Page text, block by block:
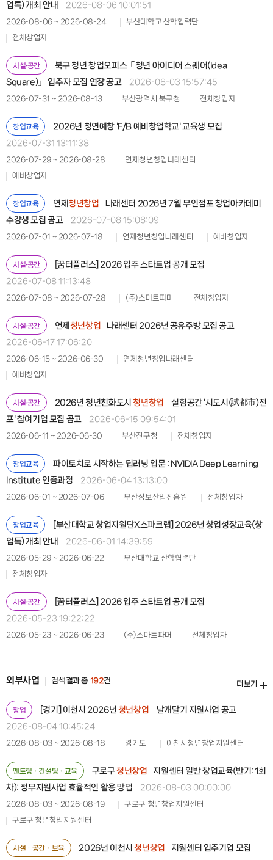
업톡) 개최 안내
2026-08-06 10:01:51
2026-08-06 ~ 2026-08-24
부산대학교 산학협력단
전체창업자
시설·공간
북구 청년 창업오피스「청년 아이디어 스퀘어(Idea
Square)」 입주자 모집 연장 공고
2026-08-03 15:57:45
2026-07-31 ~ 2026-08-13 부산광역시 북구청 전체창업자
창업교육
2026년 청연예창 'F/B 예비창업학교' 교육생 모집
2026-07-31 13:11:38
2026-07-29 ~ 2026-08-28
연제청년창업나래센터
예비창업자
창업교육 연제청년창업
나래센터 2026년 7월 무인점포 창업아카데미
수강생 모집 공고
2026-07-08 15:08:09
2026-07-01 ~ 2026-07-18 연제청년창업나래센터 예비창업자
시설·공간
[꿈터플러스] 2026 입주 스타트업 공개 모집
2026-07-08 11:13:48
2026-07-08 ~ 2026-07-28 (주)스마트파머 전체창업자
시설·공간 연제 청년창업
나래센터 2026년 공유주방 모집 공고
2026-06-17 17:06:20
2026-06-15 ~ 2026-06-30
연제청년창업나래센터
예비창업자
시설·공간 2026년 청년친화도시청년창업
실험공간 '시도시(試都市)전
포' 참여기업 모집 공고
2026-06-15 09:54:01
2026-06-11 ~ 2026-06-30 부산진구청 전체창업자
창업교육
파이토치로 시작하는 딥러닝 입문 : NVIDIA Deep Learning
Institute 인증과정
2026-06-04 13:13:00
2026-06-01 ~ 2026-07-06 부산정보산업진흥원 전체창업자
창업교육
[부산대학교 창업지원단X스파크랩] 2026년 창업성장교육(창
업톡) 개최 안내
2026-06-01 14:39:59
2026-05-29 ~ 2026-06-22
부산대학교 산학협력단
전체창업자
시설·공간
[꿈터플러스] 2026 입주 스타트업 공개 모집
2026-05-23 19:22:22
2026-05-23 ~ 2026-06-23 (주)스마트파머 전체창업자
외부사업 검색결과 총 192건 더보기
창업 [경기] 이천시 2026년 청년창업
날개달기 지원사업 공고
2026-08-04 10:45:24
2026-08-03 ~ 2026-08-18 경기도 이천시청년창업지원센터
멘토링ㆍ컨설팅ㆍ교육 구로구청년창업
지원센터 일반 창업교육(반기: 1회
차): 정부지원사업 효율적인 활용 방법
2026-08-03 00:00:00
2026-08-03 ~ 2026-08-19
구로구 청년창업지원센터
구로구 청년창업지원센터
시설ㆍ공간ㆍ보육 2026년 이천시청년창업 지원센터 입주기업 모집